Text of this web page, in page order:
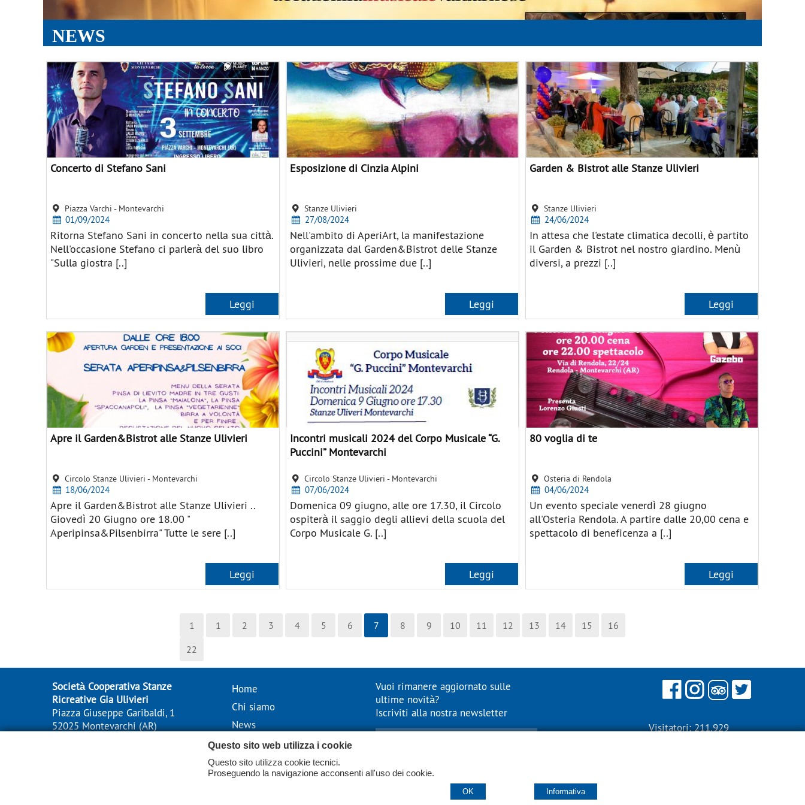
Questo sito web utilizza i cookie
Questo sito utilizza cookie tecnici.
Proseguendo la navigazione acconsenti all'uso dei cookie.
Informativa
OK
NEWS
Concerto di Stefano Sani
Piazza Varchi - Montevarchi
01/09/2024
Ritorna Stefano Sani in concerto nella sua città.
Nell'occasione Stefano ci parlerà del suo libro
"Sulla giostra [..]
Leggi
Esposizione di Cinzia Alpini
Stanze Ulivieri
27/08/2024
Nell'ambito di AperiArt, la manifestazione
organizzata dal Garden&Bistrot delle Stanze
Ulivieri, nelle prossime due [..]
Leggi
Garden & Bistrot alle Stanze Ulivieri
Stanze Ulivieri
24/06/2024
In attesa che l'estate climatica decolli, è partito
il Garden & Bistrot nel nostro giardino. Menù
diversi, a prezzi [..]
Leggi
Apre il Garden&Bistrot alle Stanze Ulivieri
Circolo Stanze Ulivieri - Montevarchi
18/06/2024
Apre il Garden&Bistrot alle Stanze Ulivieri ..
Giovedì 20 Giugno ore 18.00 "
Aperipinsa&Pilsenbirra" Tutte le sere [..]
Leggi
Incontri musicali 2024 del Corpo Musicale “G.
Puccini” Montevarchi
Circolo Stanze Ulivieri - Montevarchi
07/06/2024
Domenica 09 giugno, alle ore 17.30, il Circolo
ospiterà il saggio degli allievi della scuola del
Corpo Musicale G. [..]
Leggi
80 voglia di te
Osteria di Rendola
04/06/2024
Un evento speciale venerdì 28 giugno
all'Osteria Rendola. A partire dalle 20,00 cena e
spettacolo di beneficenza a [..]
Leggi
1 1 2 3 4 5 6 7 8 9 10 11 12 13 14 15
16
22
Società Cooperativa Stanze
Ricreative Gia Ulivieri
Piazza Giuseppe Garibaldi, 1
52025 Montevarchi (AR)
Home
Chi siamo
News
Eventi
Gallerie
Contatti
Vuoi rimanere aggiornato sulle
ultime novità?
Iscriviti alla nostra newsletter
Consenso al trattamento dei dati personali *
Visitatori: 211.929